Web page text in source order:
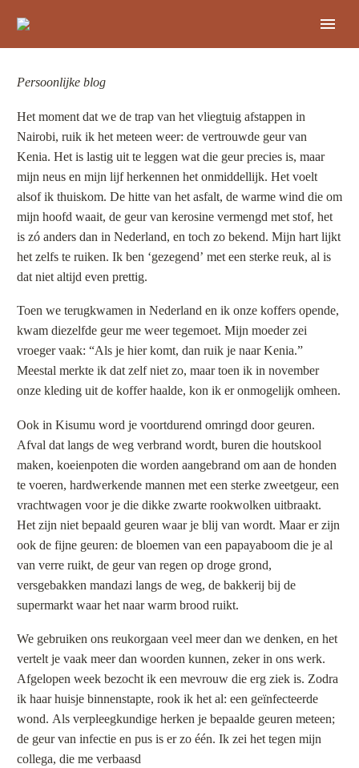
Persoonlijke blog
Het moment dat we de trap van het vliegtuig afstappen in
Nairobi, ruik ik het meteen weer: de vertrouwde geur van
Kenia. Het is lastig uit te leggen wat die geur precies is, maar
mijn neus en mijn lijf herkennen het onmiddellijk. Het voelt
alsof ik thuiskom. De hitte van het asfalt, de warme wind die om
mijn hoofd waait, de geur van kerosine vermengd met stof, het
is zó anders dan in Nederland, en toch zo bekend. Mijn hart lijkt
het zelfs te ruiken. Ik ben ‘gezegend’ met een sterke reuk, al is
dat niet altijd even prettig.
Toen we terugkwamen in Nederland en ik onze koffers opende,
kwam diezelfde geur me weer tegemoet. Mijn moeder zei
vroeger vaak: “Als je hier komt, dan ruik je naar Kenia.”
Meestal merkte ik dat zelf niet zo, maar toen ik in november
onze kleding uit de koffer haalde, kon ik er onmogelijk omheen.
Ook in Kisumu word je voortdurend omringd door geuren.
Afval dat langs de weg verbrand wordt, buren die houtskool
maken, koeienpoten die worden aangebrand om aan de honden
te voeren, hardwerkende mannen met een sterke zweetgeur, een
vrachtwagen voor je die dikke zwarte rookwolken uitbraakt.
Het zijn niet bepaald geuren waar je blij van wordt. Maar er zijn
ook de fijne geuren: de bloemen van een papayaboom die je al
van verre ruikt, de geur van regen op droge grond,
versgebakken mandazi langs de weg, de bakkerij bij de
supermarkt waar het naar warm brood ruikt.
We gebruiken ons reukorgaan veel meer dan we denken, en het
vertelt je vaak meer dan woorden kunnen, zeker in ons werk.
Afgelopen week bezocht ik een mevrouw die erg ziek is. Zodra
ik haar huisje binnenstapte, rook ik het al: een geïnfecteerde
wond. Als verpleegkundige herken je bepaalde geuren meteen;
de geur van infectie en pus is er zo één. Ik zei het tegen mijn
collega, die me verbaasd